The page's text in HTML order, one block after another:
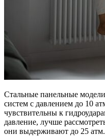
Стальные панельные
систем с давлением до 10
чувствительны к
давление, лучше
они выдерживают до 25 атм.